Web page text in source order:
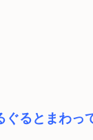
ぐるとまわっ